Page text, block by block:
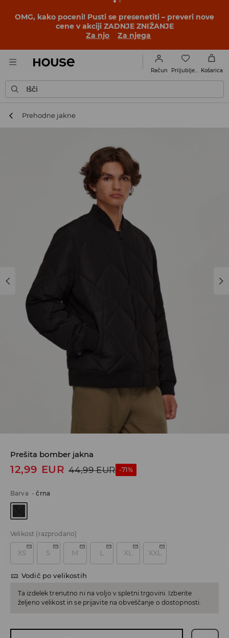
OMG, kako poceni! Pusti se presenetiti – preveri nove
cene v akciji ZADNJE ZNIŽANJE
Za njo
Za njega
Račun Košarica
Išči
Prehodne jakne
Prešita bomber jakna
12,99 EUR 44,99 EUR -71%
Barva -črna
Velikost (razprodano)
XS S M L XL XXL
Vodič po velikostih
Ta izdelek trenutno ni na voljo v spletni trgovini. Izberite
željeno velikost in se prijavite na obveščanje o dostopnosti.